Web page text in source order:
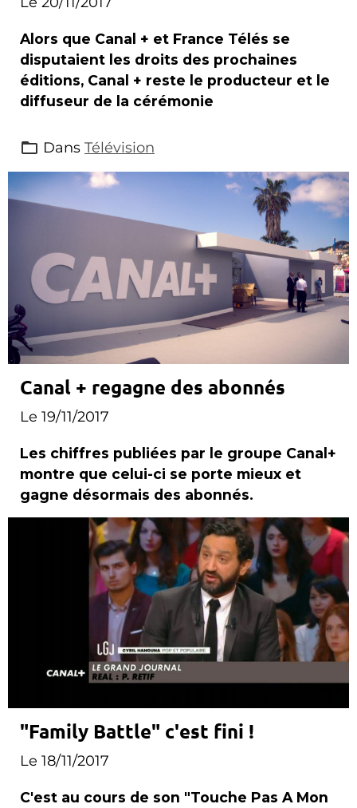
Alors que Canal + et France Télés se
disputaient les droits des prochaines
éditions, Canal + reste le producteur et le
diffuseur de la cérémonie
Dans Télévision
Canal + regagne des abonnés
Le 19/11/2017
Les chiffres publiées par le groupe Canal+
montre que celui-ci se porte mieux et
gagne désormais des abonnés.
"Family Battle" c'est fini !
Le 18/11/2017
C'est au cours de son "Touche Pas A Mon